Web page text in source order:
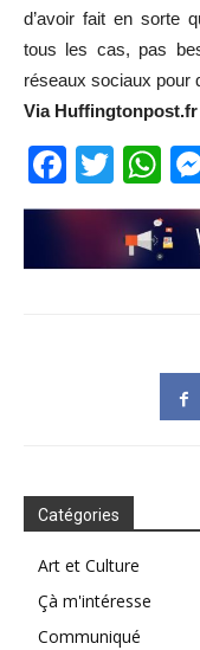
d’avoir fait en sorte
tous les cas, pas
réseaux sociaux pour
Via Huffingtonpost.fr
Catégories
Art et Culture
Çà m'intéresse
Communiqué